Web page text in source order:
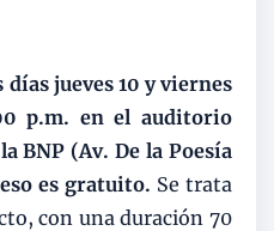
jueves 10 y viernes
p.m. en el auditorio
BNP (Av. De la Poesía
es gratuito. Se trata
con una duración 70